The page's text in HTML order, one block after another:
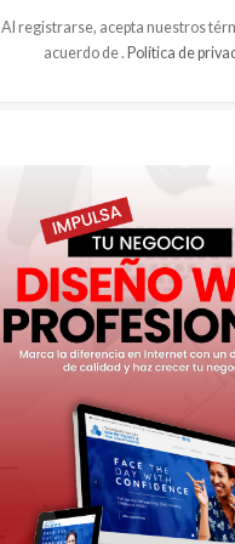
Al registrarse, acepta nuestros
acuerdo de . Política de